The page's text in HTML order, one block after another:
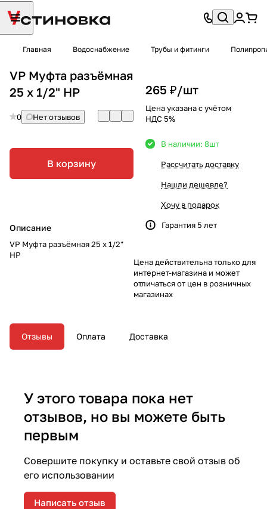
Главная Водоснабжение Трубы и фитинги
VP Муфта разъёмная
25 х 1/2" НР
0 Нет отзывов
В корзину
Описание
VP Муфта разъёмная 25 х 1/2"
НР
265 ₽/шт
Цена указана с учётом
НДС 5%
В наличии: 8шт
Рассчитать доставку
Нашли дешевле?
Хочу в подарок
Гарантия 5 лет
Цена действительна только для
интернет-магазина и может
отличаться от цен в розничных
магазинах
Отзывы Оплата Доставка
У этого товара пока нет
отзывов, но вы можете быть
первым
Совершите покупку и оставьте свой отзыв об
его использовании
Написать отзыв